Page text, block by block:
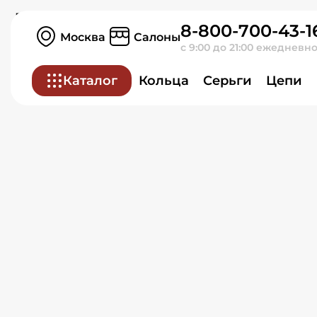
Москва Салоны8-800-700-43-
с 9:00 до 21:00
Каталог Кольца Серьги Цепи
Подвеска из красного